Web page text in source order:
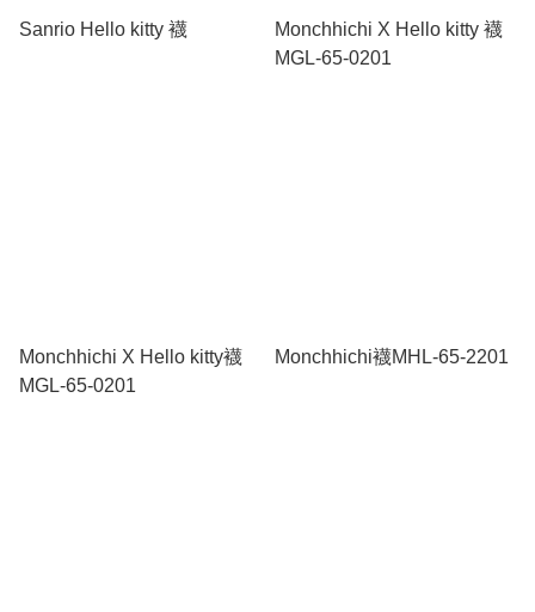
Sanrio Hello kitty 襪
Monchhichi X Hello kitty 襪
MGL-65-0201
Monchhichi X Hello kitty襪
MGL-65-0201
Monchhichi襪MHL-65-2201